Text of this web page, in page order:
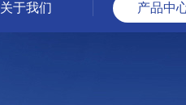
关于我们 产品中